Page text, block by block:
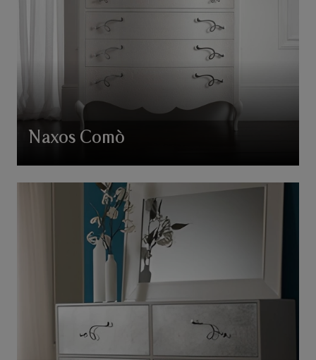
Naxos Comò